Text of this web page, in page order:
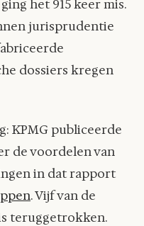
het 915 keer mis.
jurisprudentie
dossiers kregen
KPMG publiceerde
de voordelen van
in dat rapport
. Vijf van de
teruggetrokken.